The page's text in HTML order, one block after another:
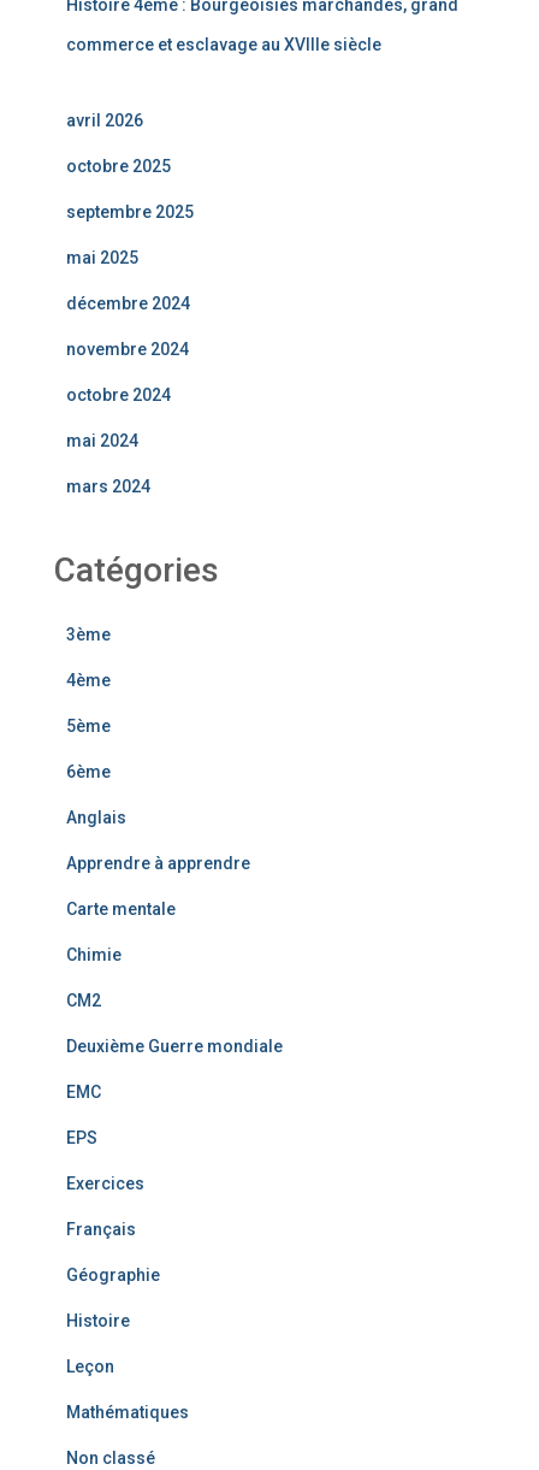
Histoire 4ème : Bourgeoisies marchandes, grand
commerce et esclavage au XVIIIe siècle
avril 2026
octobre 2025
septembre 2025
mai 2025
décembre 2024
novembre 2024
octobre 2024
mai 2024
mars 2024
Catégories
3ème
4ème
5ème
6ème
Anglais
Apprendre à apprendre
Carte mentale
Chimie
CM2
Deuxième Guerre mondiale
EMC
EPS
Exercices
Français
Géographie
Histoire
Leçon
Mathématiques
Non classé